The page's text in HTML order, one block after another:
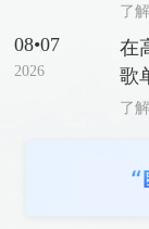
了
08•07
2026
在
了